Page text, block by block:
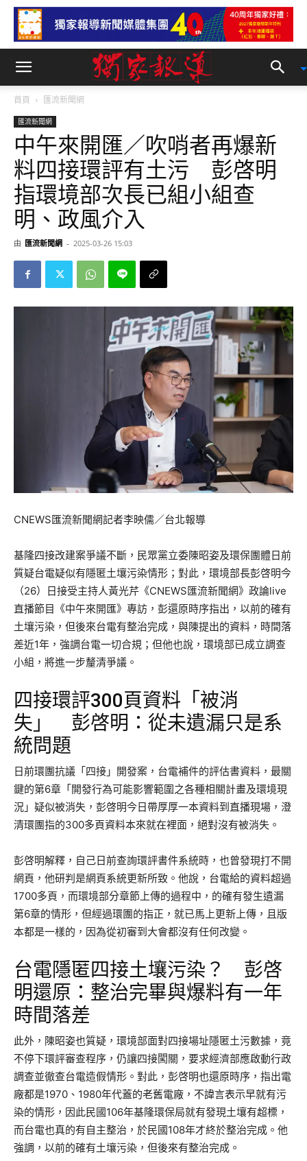
首頁 匯流新聞網
匯流新聞網
中午來開匯／吹哨者再爆新
料四接環評有土污 彭啓明
指環境部次長已組小組查
明、政風介入
由 匯流新聞網 - 2025-03-26 15:03
CNEWS匯流新聞網記者李映儒／台北報導
基隆四接改建案爭議不斷，民眾黨立委陳昭姿及環保團體日前
質疑台電疑似有隱匿土壤污染情形；對此，環境部長彭啓明今
（26）日接受主持人黃光芹《CNEWS匯流新聞網》政論live
直播節目《中午來開匯》專訪，彭還原時序指出，以前的確有
土壤污染，但後來台電有整治完成，與陳提出的資料，時間落
差近1年，強調台電一切合規；但他也說，環境部已成立調查
小組，將進一步釐清爭議。
四接環評300頁資料「被消
失」 彭啓明：從未遺漏只是系
統問題
日前環團抗議「四接」開發案，台電補件的評估書資料，最關
鍵的第6章「開發行為可能影響範圍之各種相關計畫及環境現
況」疑似被消失，彭啓明今日帶厚厚一本資料到直播現場，澄
清環團指的300多頁資料本來就在裡面，絕對沒有被消失。
彭啓明解釋，自己日前查詢環評書件系統時，也曾發現打不開
網頁，他研判是網頁系統更新所致。他說，台電給的資料超過
1700多頁，而環境部分章節上傳的過程中，的確有發生遺漏
第6章的情形，但經過環團的指正，就已馬上更新上傳，且版
本都是一樣的，因為從初審到大會都沒有任何改變。
台電隱匿四接土壤污染？ 彭啓
明還原：整治完畢與爆料有一年
時間落差
此外，陳昭姿也質疑，環境部面對四接場址隱匿土污數據，竟
不停下環評審查程序，仍讓四接闖關，要求經濟部應啟動行政
調查並徹查台電造假情形。對此，彭啓明也還原時序，指出電
廠都是1970、1980年代蓋的老舊電廠，不諱言表示早就有污
染的情形，因此民國106年基隆環保局就有發現土壤有超標，
而台電也真的有自主整治，於民國108年才終於整治完成。他
強調，以前的確有土壤污染，但後來有整治完成。